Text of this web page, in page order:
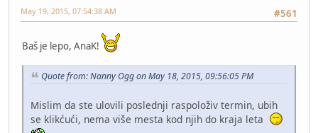
#561
May 19, 2015, 07:54:38 AM
Baš je lepo, AnaK!
Quote from: Nanny Ogg on May 18, 2015, 09:56:05 PM
Mislim da ste ulovili poslednji raspoloživ termin, ubih
se klikćući, nema više mesta kod njih do kraja leta